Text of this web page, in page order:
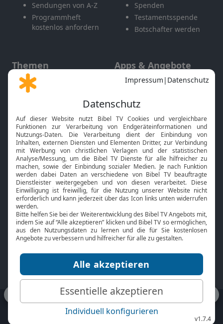
Sendungen von A-Z
Programmheft
kostenlos anfordern
Spenden
Testamentsspende
Botschafter werden
Themen
Gott und Bibel erklärt
Neuigkeiten
Apps & Angebote
Mobile App
Smart TV
HbbTV
Bibelthek Online-Bibel
Nächster Gottesdienst
Bibel TV
Über uns
Jobs
Mediadaten
Service
Kontakt
TV-Empfang
bibeltv.de: Impressum
Datenschutz
Nutzungsbedingungen